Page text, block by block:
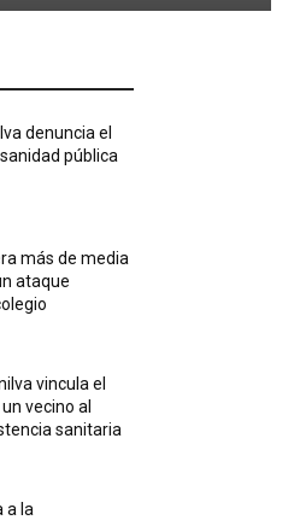
denuncia el
pública
más de media
ataque
vincula el
vecino al
sanitaria
a la